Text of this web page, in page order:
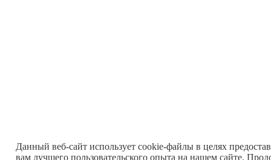
Данный веб-сайт использует cookie-файлы в целях
вам лучшего пользовательского опыта на нашем сайте.